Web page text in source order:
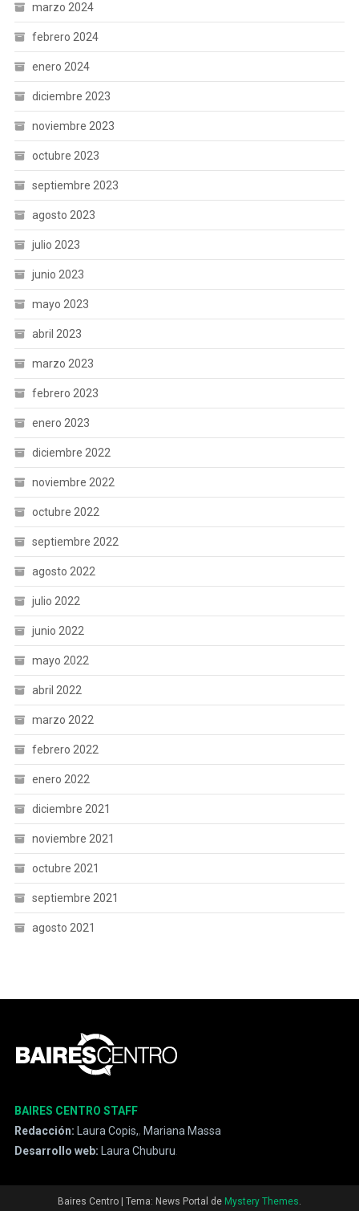
marzo 2024
febrero 2024
enero 2024
diciembre 2023
noviembre 2023
octubre 2023
septiembre 2023
agosto 2023
julio 2023
junio 2023
mayo 2023
abril 2023
marzo 2023
febrero 2023
enero 2023
diciembre 2022
noviembre 2022
octubre 2022
septiembre 2022
agosto 2022
julio 2022
junio 2022
mayo 2022
abril 2022
marzo 2022
febrero 2022
enero 2022
diciembre 2021
noviembre 2021
octubre 2021
septiembre 2021
agosto 2021
BAIRES CENTRO STAFF
Redacción: Laura Copis,, Mariana Massa
Desarrollo web:
Laura Chuburu
Baires Centro Tema: News Portal de Mystery Themes.